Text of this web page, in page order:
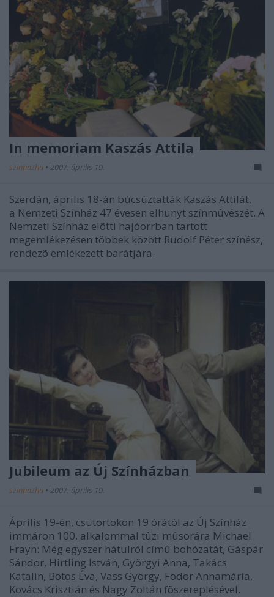
In memoriam Kaszás Attila
szinhazhu • 2007. április 19.
Szerdán, április 18-án búcsúztatták Kaszás Attilát,
a Nemzeti Színház 47 évesen elhunyt színmûvészét. A
Nemzeti Színház elõtti hajóorrban tartott
megemlékezésen többek között Rudolf Péter színész,
rendezõ emlékezett barátjára.
Jubileum az Új Színházban
szinhazhu • 2007. április 19.
Április 19-én, csütörtökön 19 órától az Új Színház
immáron 100. alkalommal tûzi mûsorára Michael
Frayn: Még egyszer hátulról címû bohózatát, Gáspár
Sándor, Hirtling István, Györgyi Anna, Takács
Katalin, Botos Éva, Vass György, Fodor Annamária,
Kovács Krisztián és Nagy Zoltán fõszereplésével.